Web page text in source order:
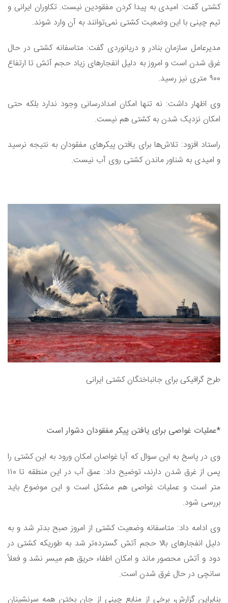
کشتی گفت: امیدی به پیدا کردن مفقودین نیست. تکاوران ایرانی و
تیم چینی با این وضعیت کشتی نمی‌توانند به آن وارد شوند.
مدیرعامل سازمان بنادر و دریانوردی گفت: متاسفانه کشتی در حال
غرق شدن است و امروز به دلیل انفجارهای زیاد حجم آتش تا ارتفاع
۹۰۰ متری نیز رسید.
وی اظهار داشت: نه تنها امکان امدادرسانی وجود ندارد بلکه حتی
امکان نزدیک شدن به کشتی هم نیست.
راستاد افزود: تلاش‌ها برای یافتن پیکرهای مفقودان به نتیجه نرسید
و امیدی به شناور ماندن کشتی روی آب نیست.
طرح گرافیکی برای جانباختگان کشتی ایرانی
*عملیات غواصی برای یافتن پیکر مفقودان دشوار است
وی در پاسخ به این سوال که آیا غواصان امکان ورود به این کشتی را
پس از غرق شدن دارند، توضیح داد: عمق آب در این منطقه تا ۱۱۰
متر است و عملیات غواصی هم مشکل است و این موضوع باید
بررسی شود.
وی ادامه داد: متاسفانه وضعیت کشتی از امروز صبح بدتر شد و به
دلیل انفجارهای بالا حجم آتش گسترده‌تر شد به طوریکه کشتی در
دود و آتش محصور ماند و امکان اطفاء حریق هم میسر نشد و فعلاً
سانچی در حال غرق شدن است.
بنابراین گزارش، برخی از منابع چینی از جان بختن همه سرنشینان